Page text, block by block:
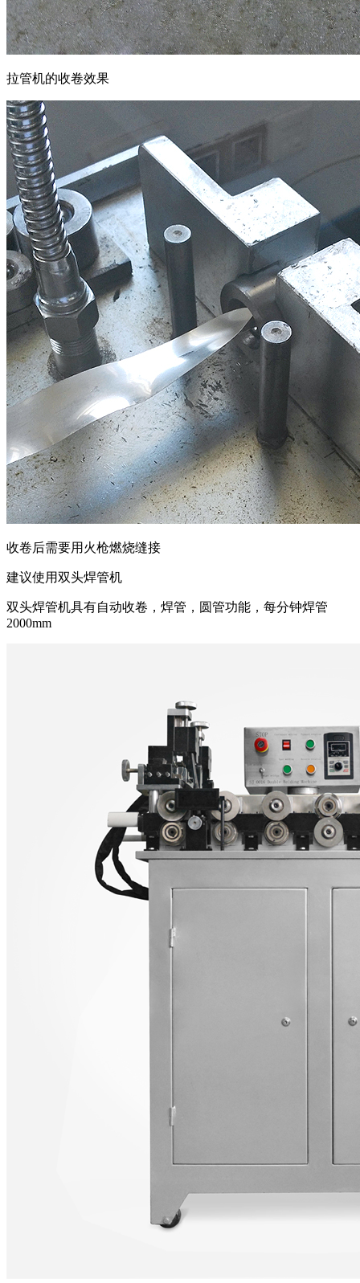
拉管机的收卷效果
收卷后需要用火枪燃烧缝接
建议使用双头焊管机
双头焊管机具有自动收卷，焊管，圆管功能，每分钟焊管
2000mm